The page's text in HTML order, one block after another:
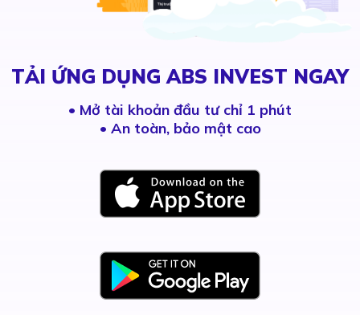
TẢI ỨNG DỤNG ABS INVEST NGAY
• Mở tài khoản đầu tư chỉ 1 phút
• An toàn, bảo mật cao